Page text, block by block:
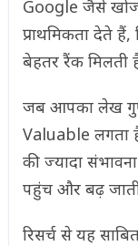
Google जैसे
प्राथमिकता देते
बेहतर रैंक मिलती
जब आपका लेख
Valuable लगता
की ज्यादा
पहुंच और बढ़
रिसर्च से यह